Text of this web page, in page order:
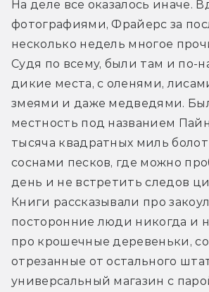
На деле все оказалось иначе.
фотографиями, Фрайерс за
несколько недель многое
Судя по всему, были там и по-
дикие места, с оленями,
змеями и даже медведями.
местность под названием
тысяча квадратных миль
соснами песков, где можно
день и не встретить следов
Книги рассказывали про
посторонние люди никогда и
про крошечные деревеньки,
отрезанные от остального
универсальный магазин с